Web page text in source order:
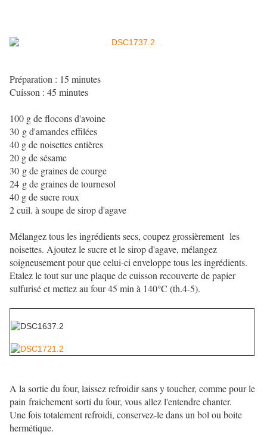
Préparation : 15 minutes
Cuisson : 45 minutes
100 g de flocons d'avoine
30 g d'amandes effilées
40 g de noisettes entières
20 g de sésame
30 g de graines de courge
24 g de graines de tournesol
40 g de sucre roux
2 cuil. à soupe de sirop d'agave
Mélangez tous les ingrédients secs, coupez grossièrement les
noisettes. Ajoutez le sucre et le sirop d'agave, mélangez
soigneusement pour que celui-ci enveloppe tous les ingrédients.
Etalez le tout sur une plaque de cuisson recouverte de papier
sulfurisé et mettez au four 45 min à 140°C (th.4-5).
A la sortie du four, laissez refroidir sans y toucher, comme pour le
pain fraichement sorti du four, vous allez l'entendre chanter.
Une fois totalement refroidi, conservez-le dans un bol ou boite
hermétique.